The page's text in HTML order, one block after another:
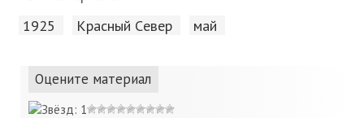
1925 Красный Cевер май
Оцените материал